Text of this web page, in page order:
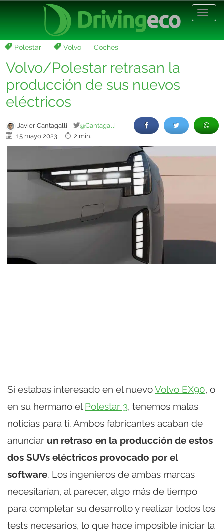
Polestar Volvo Coches
Volvo/Polestar retrasan la
producción de sus nuevos
eléctricos
Javier Cantagalli
@Cantagalli
15 mayo 2023
2 min.
Si estabas interesado en el nuevoVolvo EX90, o
en su hermano el Polestar 3, tenemos malas
noticias para ti. Ambos fabricantes acaban de
anunciar un retraso en la producción de estos
dos SUVs eléctricos provocado por el
software. Los ingenieros de ambas marcas
necesitarían, al parecer, algo más de tiempo
para completar su desarrollo y realizar todos los
tests necesarios, lo que hace imposible iniciar la